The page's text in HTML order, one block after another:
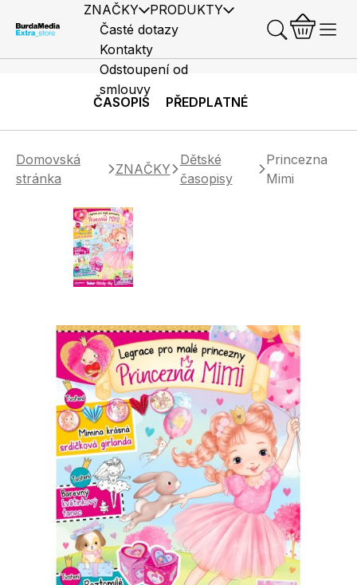
ZNAČKY PRODUKTY
Apetit
Burda Style
Marianne Bydlení
Předplatné časopisů Časopisy
Časté dotazy
Kontakty
Odstoupení od
smlouvy
ČASOPIS PŘEDPLATNÉ
Domovská
stránka
ZNAČKY
Dětské
časopisy
Princezna
Mimi